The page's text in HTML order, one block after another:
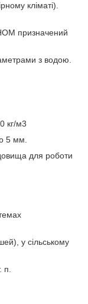
кліматі).
призначений
з водою.
кг/м3
5 мм.
для роботи
у сільському
п.